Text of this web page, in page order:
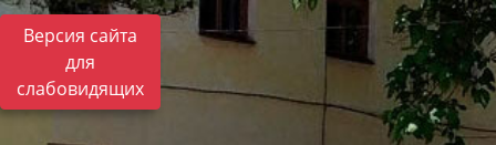
Версия сайта
для
слабовидящих